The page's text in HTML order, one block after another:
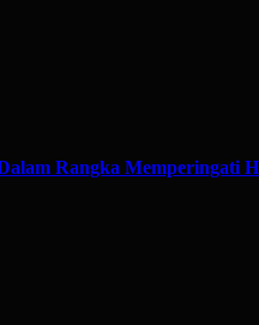
Rangka Memperingati